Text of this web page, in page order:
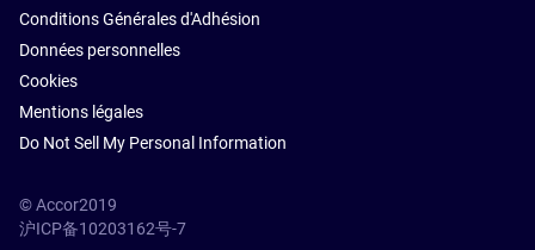
Conditions Générales d'Adhésion
Données personnelles
Cookies
Mentions légales
Do Not Sell My Personal Information
© Accor2019
沪ICP备10203162号-7